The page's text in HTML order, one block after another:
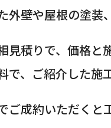
外壁や屋根の塗装
見積りで、価格と
で、ご紹介した施
ご成約いただくと